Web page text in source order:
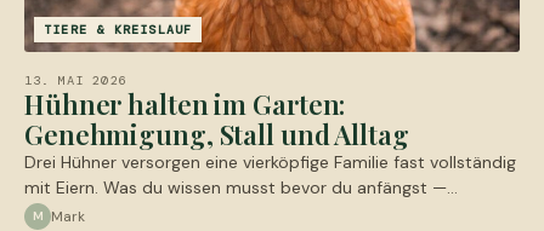
TIERE & KREISLAUF
13. MAI 2026
Hühner halten im Garten:
Genehmigung, Stall und Alltag
Drei Hühner versorgen eine vierköpfige Familie fast vollständig
mit Eiern. Was du wissen musst bevor du anfängst —…
M Mark